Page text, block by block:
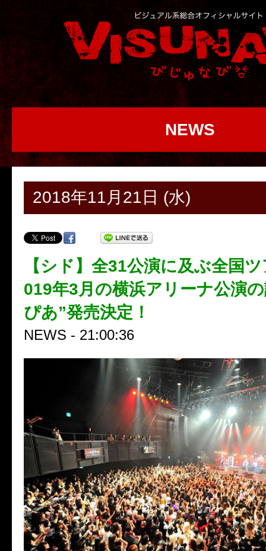
NEWS
2018年11月21日 (水)
【シド】全31公演に及ぶ全国
019年3月の横浜アリーナ公演
ぴあ”発売決定！
NEWS - 21:00:36